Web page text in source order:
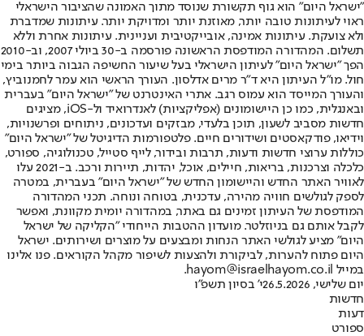
"ישראל היום" הוא גוף תקשורת שנוסד מתוך האמונה שהציבור הישראלי
ראוי לעיתונות טובה יותר, מאוזנת יותר ומדויקת יותר. עיתונות שמדברת
ולא צועקת. עיתונות אמינה, אובייקטיבית ועניינית. עיתונות אחרת וללא
תשלום. המהדורה המודפסת הראשונה פורסמה ב-30 ביולי 2007, וב-2010
הפך "ישראל היום" לעיתון הישראלי בעל שיעור החשיפה הגבוה ביותר בימי
חול. מו"ל העיתון היא ד"ר מרים אדלסון. העורך הראשי הוא עמר לחמנוביץ,
והעורך המייסד הוא עמוס רגב. אתרי האינטרנט של "ישראל היום" בעברית
ובאנגלית, כמו כן היישומונים (אפליקציות) לאנדרואיד ול-iOS, מציגים
חדשות מסביב לשעון, תוכן בלעדי, מבזקים ועדכונים, ניתוחים ופרשנויות,
וידיאו, פודקאסטים ושידורים חיים. פלטפורמות הדיגיטל של "ישראל היום"
כוללות ערוצי חדשות ודעות, תרבות ובידור, לייף סטייל, טכנולוגיה, ספורט,
כלכלה וצרכנות, בריאות, חיילים, אוכל, יהדות, תיירות ורכב. ב-2021 עלו
לאוויר האתר החדש והיישומון החדש של "ישראל היום" בעברית, במטרה
לספק לגולשים חוויה מהירה, עדכנית, בטוחה ונוחה. תכני המהדורה
המודפסת של העיתון זמינים גם באתר, במהדורה יומית מקוונת, ואפשר
לקבל אותם גם בניוזלטר. מועדון ההטבות הייחודי "הקליקה של ישראל
היום" מציע לגולשי האתר הנחות ומבצעים על מוצרים ושירותים. ישראל
היום פתוח להערות, לביקורת ולהצעות לשיפור מקהל הקוראים. פנו אלינו
במייל hayom@israelhayom.co.il.
יום שלישי, 26.5.2026
י' בסיון תשפ"ו
חדשות
דעות
ספורט